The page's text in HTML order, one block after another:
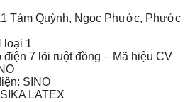
Tám Quỳnh, Ngọc Phước, Phước
loại 1
7 lõi ruột đồng – Mã hiệu CV
SINO
LATEX